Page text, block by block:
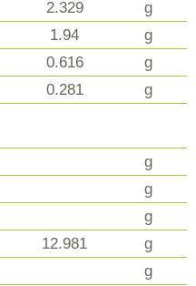
2.329
g
1.94
g
0.616
g
0.281
g
g
g
g
12.981
g
g